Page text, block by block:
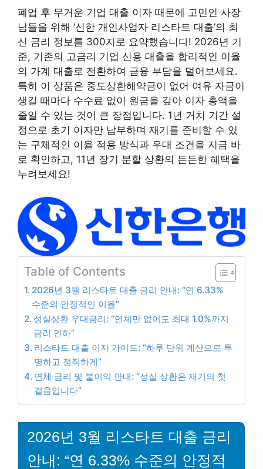
폐업 후 무거운 기업 대출 이자 때문에 고민인 사장
님들을 위해 ‘신한 개인사업자 리스타트 대출’의 최
신 금리 정보를 300자로 요약했습니다! 2026년 기
준, 기존의 고금리 기업 신용 대출을 합리적인 이율
의 가계 대출로 전환하여 금융 부담을 덜어보세요.
특히 이 상품은 중도상환해약금이 없어 여유 자금이
생길 때마다 수수료 없이 원금을 갚아 이자 총액을
줄일 수 있는 것이 큰 장점입니다. 1년 거치 기간 설
정으로 초기 이자만 납부하며 재기를 준비할 수 있
는 구체적인 이율 적용 방식과 우대 조건을 지금 바
로 확인하고, 11년 장기 분할 상환의 든든한 혜택을
누려보세요!
Table of Contents
2026년 3월 리스타트 대출 금리 안내: “연 6.33%
수준의 안정적인 이율”
성실상환 우대금리: “연체만 없어도 최대 1.0%까지
금리 인하”
리스타트 대출 이자 가이드: “하루 단위 계산으로 투
명하고 정직하게”
연체 금리 및 불이익 안내: “성실 상환은 재기의 첫
걸음입니다”
2026년 3월 리스타트 대출 금리
안내: “연 6.33% 수준의 안정적